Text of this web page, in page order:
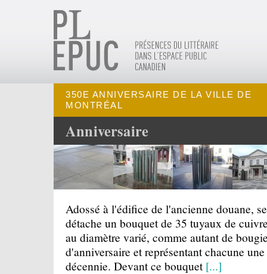
350E ANNIVERSAIRE DE LA VILLE DE
MONTRÉAL
Anniversaire
Adossé à l'édifice de l'ancienne douane, se
détache un bouquet de 35 tuyaux de
au diamètre varié, comme autant de
d'anniversaire et représentant chacune une
décennie. Devant ce bouquet[...]